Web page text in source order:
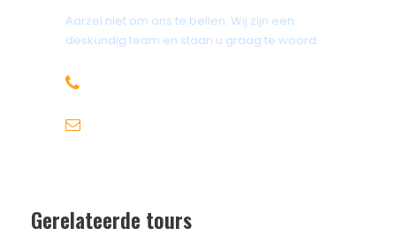
Aarzel niet om ons te bellen. Wij zijn een
deskundig team en staan u graag te woord.
Gerelateerde tours